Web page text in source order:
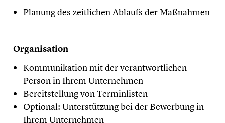
Planung des zeitlichen Ablaufs der Maßnahmen
Organisation
Kommunikation mit der verantwortlichen
Person in Ihrem Unternehmen
Bereitstellung von Terminlisten
Optional: Unterstützung bei der Bewerbung in
Ihrem Unternehmen